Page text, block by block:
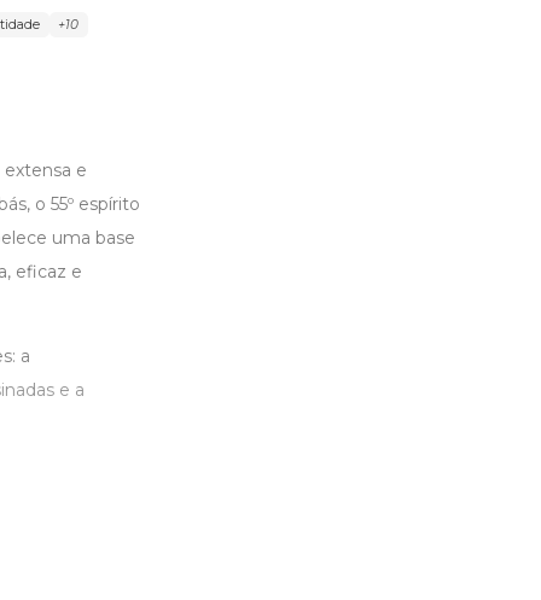
+10
extensa e
o 55º espírito
uma base
eficaz e
a
e a